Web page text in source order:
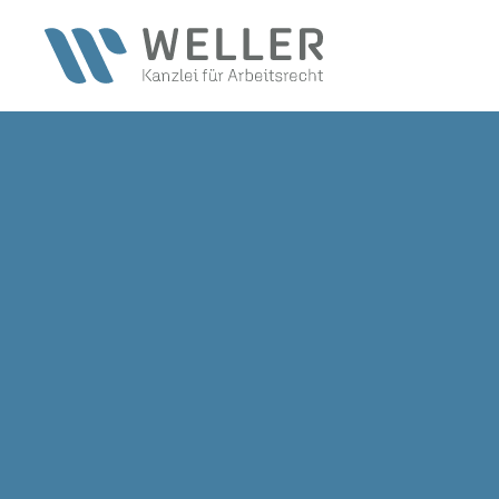
Zum Hauptinhalt springen